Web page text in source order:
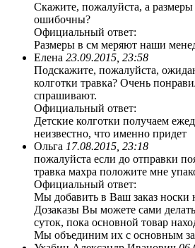
Скажите, пожалуйста, а размеры
ошибочны?
Официальный ответ:
Размеры в см меряют наши
Елена 23.09.2015, 23:58
Подскажите, пожалуйста,
колготки травка? Очень
спрашивают.
Официальный ответ:
Детские колготки получаем
неизвестно, что именно придет
Ольга 17.08.2015, 23:18
пожалуйста если до отправки
травка махра положите мне
Официальный ответ:
Мы добавить в Ваш заказ носки
Дозаказы Вы можете сами
суток, пока основной товар
Мы объединим их с основным